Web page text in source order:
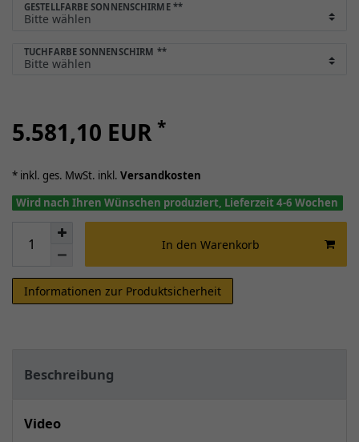
GESTELLFARBE SONNENSCHIRME **
TUCHFARBE SONNENSCHIRM **
5.581,10 EUR *
* inkl. ges. MwSt. inkl. Versandkosten
Wird nach Ihren Wünschen produziert, Lieferzeit 4-6 Wochen
In den Warenkorb
Informationen zur Produktsicherheit
Beschreibung
Video